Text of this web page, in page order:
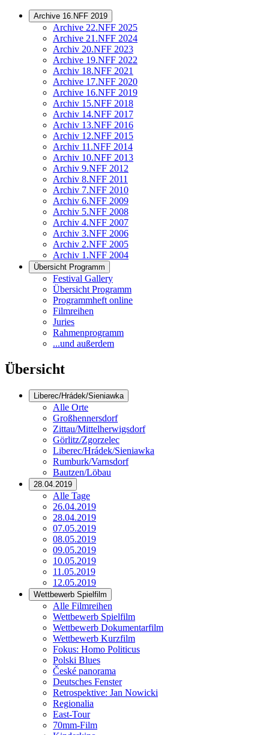
Archive 16.NFF 2019
Archive 22.NFF 2025
Archive 21.NFF 2024
Archiv 20.NFF 2023
Archive 19.NFF 2022
Archiv 18.NFF 2021
Archive 17.NFF 2020
Archive 16.NFF 2019
Archiv 15.NFF 2018
Archiv 14.NFF 2017
Archiv 13.NFF 2016
Archiv 12.NFF 2015
Archiv 11.NFF 2014
Archiv 10.NFF 2013
Archiv 9.NFF 2012
Archiv 8.NFF 2011
Archiv 7.NFF 2010
Archiv 6.NFF 2009
Archiv 5.NFF 2008
Archiv 4.NFF 2007
Archiv 3.NFF 2006
Archiv 2.NFF 2005
Archiv 1.NFF 2004
Übersicht Programm
Festival Gallery
Übersicht Programm
Programmheft online
Filmreihen
Juries
Rahmenprogramm
...und außerdem
Übersicht
Liberec/Hrádek/Sieniawka
Alle Orte
Großhennersdorf
Zittau/Mittelherwigsdorf
Görlitz/Zgorzelec
Liberec/Hrádek/Sieniawka
Rumburk/Varnsdorf
Bautzen/Löbau
28.04.2019
Alle Tage
26.04.2019
28.04.2019
07.05.2019
08.05.2019
09.05.2019
10.05.2019
11.05.2019
12.05.2019
Wettbewerb Spielfilm
Alle Filmreihen
Wettbewerb Spielfilm
Wettbewerb Dokumentarfilm
Wettbewerb Kurzfilm
Fokus: Homo Politicus
Polski Blues
České panorama
Deutsches Fenster
Retrospektive: Jan Nowicki
Regionalia
East-Tour
70mm-Film